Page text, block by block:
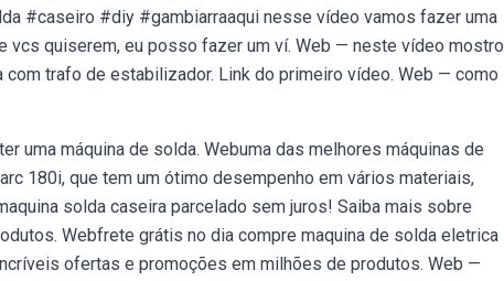
#caseiro #diy #gambiarraaqui nesse vídeo vamos fazer uma
vcs quiserem, eu posso fazer um ví. Web — neste vídeo mostro
trafo de estabilizador. Link do primeiro vídeo. Web — como
uma máquina de solda. Webuma das melhores máquinas de
180i, que tem um ótimo desempenho em vários materiais,
solda caseira parcelado sem juros! Saiba mais sobre
Webfrete grátis no dia compre maquina de solda eletrica
ofertas e promoções em milhões de produtos. Web —